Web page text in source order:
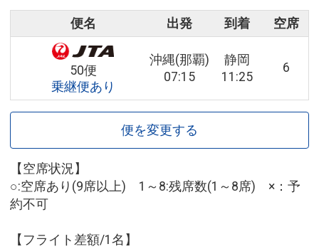
便名 出発 到着 空席
50便
乗継便あり
沖縄(那覇)
07:15
静岡
11:25
6
便を変更する
【空席状況】
○:空席あり(9席以上) 1～8:残席数(1～8席) ×：予
約不可
【フライト差額/1名】